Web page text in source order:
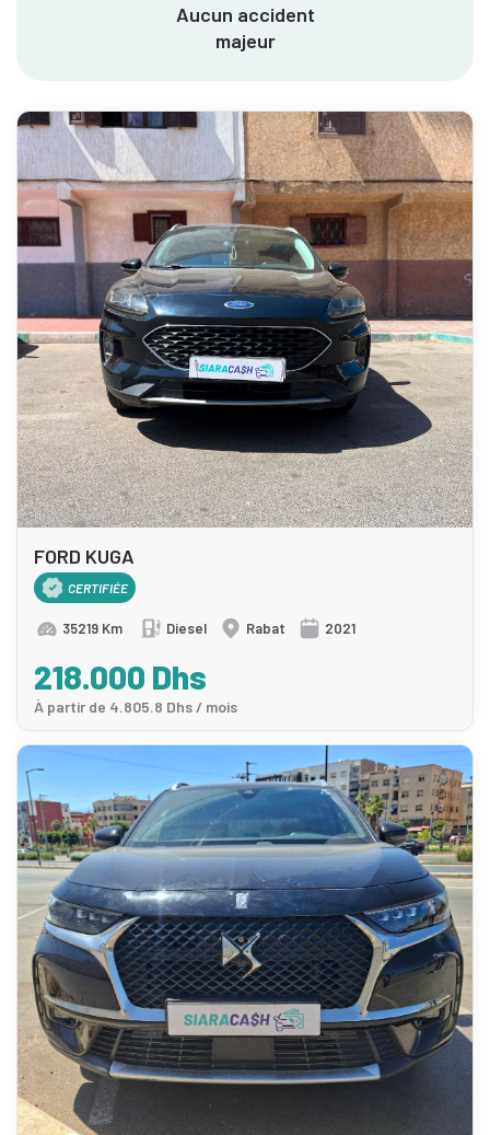
Aucun accident
majeur
FORD KUGA
CERTIFIÉE
35219 Km Diesel Rabat 2021
218.000 Dhs
À partir de 4.805.8 Dhs / mois